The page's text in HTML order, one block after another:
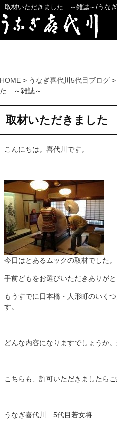
取材いただきました ～雑誌～/うな
HOME > うなぎ喜代川5代目ブログ >
た ～雑誌～
取材いただきました
こんにちは。喜代川です。
今日はとあるムックの取材でした。
手前どもをお選びいただきありがと
もうすでに日本橋・人形町のいく
す。
どんな内容になりますでしょうか。
こちらも、許可いただきましたらご
うなぎ喜代川 5代目若女将